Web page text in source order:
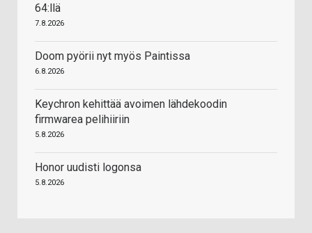
64:llä
7.8.2026
Doom pyörii nyt myös Paintissa
6.8.2026
Keychron kehittää avoimen lähdekoodin
firmwarea pelihiiriin
5.8.2026
Honor uudisti logonsa
5.8.2026